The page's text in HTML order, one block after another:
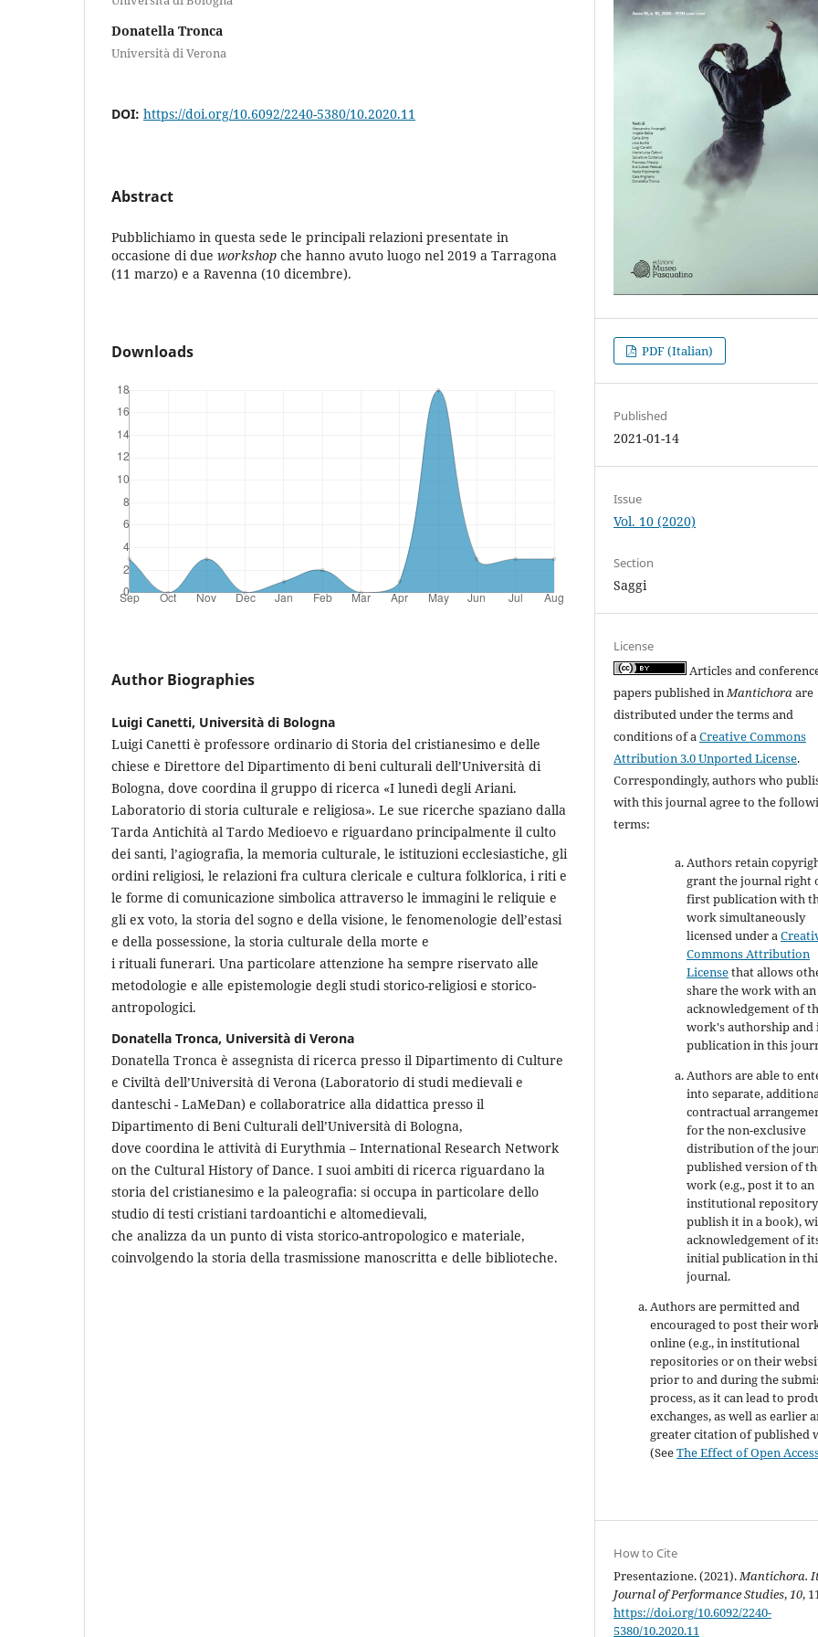
Donatella Tronca
Università di Verona
DOI: https://doi.org/10.6092/2240-5380/10.2020.11
Abstract
Pubblichiamo in questa sede le principali relazioni presentate in
occasione di due workshop che hanno avuto luogo nel 2019 a Tarragona
(11 marzo) e a Ravenna (10 dicembre).
Downloads
Author Biographies
Luigi Canetti, Università di Bologna
Luigi Canetti è professore ordinario di Storia del cristianesimo e delle
chiese e Direttore del Dipartimento di beni culturali dell’Università di
Bologna, dove coordina il gruppo di ricerca «I lunedì degli Ariani.
Laboratorio di storia culturale e religiosa». Le sue ricerche spaziano dalla
Tarda Antichità al Tardo Medioevo e riguardano principalmente il culto
dei santi, l’agiografia, la memoria culturale, le istituzioni ecclesiastiche, gli
ordini religiosi, le relazioni fra cultura clericale e cultura folklorica, i riti e
le forme di comunicazione simbolica attraverso le immagini le reliquie e
gli ex voto, la storia del sogno e della visione, le fenomenologie dell’estasi
e della possessione, la storia culturale della morte e
i rituali funerari. Una particolare attenzione ha sempre riservato alle
metodologie e alle epistemologie degli studi storico-religiosi e storico-
antropologici.
Donatella Tronca, Università di Verona
Donatella Tronca è assegnista di ricerca presso il Dipartimento di Culture
e Civiltà dell’Università di Verona (Laboratorio di studi medievali e
danteschi - LaMeDan) e collaboratrice alla didattica presso il
Dipartimento di Beni Culturali dell’Università di Bologna,
dove coordina le attività di Eurythmia – International Research Network
on the Cultural History of Dance. I suoi ambiti di ricerca riguardano la
storia del cristianesimo e la paleografia: si occupa in particolare dello
studio di testi cristiani tardoantichi e altomedievali,
che analizza da un punto di vista storico-antropologico e materiale,
coinvolgendo la storia della trasmissione manoscritta e delle biblioteche.
PDF (Italian)
Published
2021-01-14
Issue
Vol. 10 (2020)
Section
Saggi
License
Articles and
papers published inMantichoraare
distributed under the terms and
conditions of aCreative Commons
Attribution 3.0 Unported License.
Correspondingly, authors who
with this journal agree to the
terms:
Authors retain
grant the journal right
first publication with
work simultaneously
licensed under a
Commons Attribution
Licensethat allows
share the work with an
acknowledgement of
work's authorship
publication in this
Authors are able to
into separate,
contractual
for the non-exclusive
distribution of the
published version of
work (e.g., post it to an
institutional
publish it in a book),
acknowledgement of
initial publication in
journal.
Authors are permitted and
encouraged to post their
online (e.g., in institutional
repositories or on their
prior to and during the
process, as it can lead to
exchanges, as well as earlier
greater citation of published
(SeeThe Effect of Open
How to Cite
Presentazione. (2021).Mantichora.
Journal of Performance Studies,10,
https://doi.org/10.6092/2240-
5380/10.2020.11